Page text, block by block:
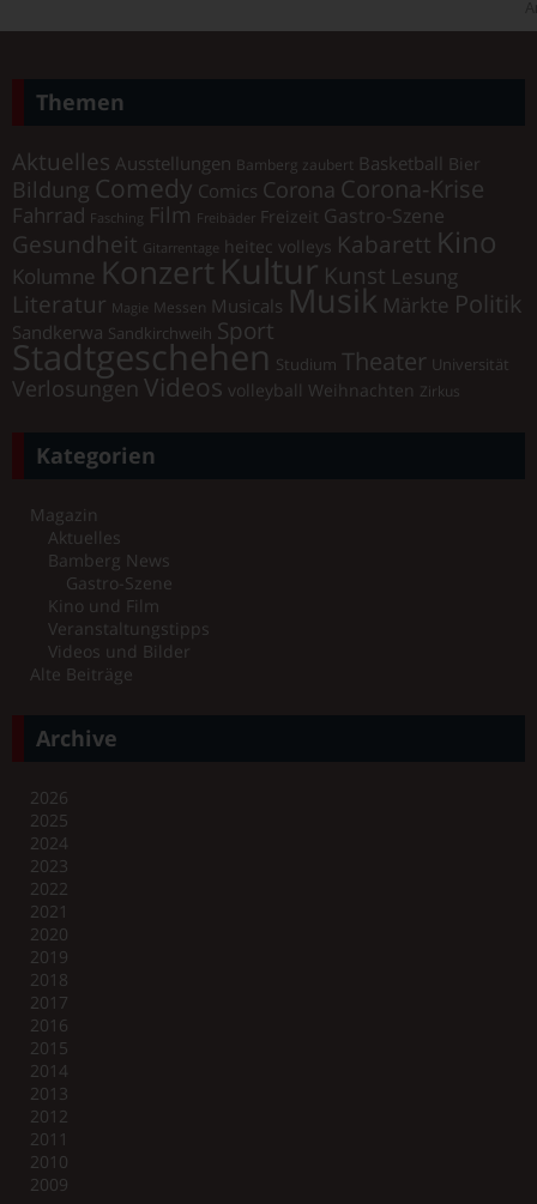
Themen
Aktuelles Ausstellungen Bamberg zaubert Basketball Bier
Bildung Comedy Comics Corona Corona-Krise
Fahrrad Fasching Film Freibäder Freizeit Gastro-Szene
Gesundheit Gitarrentage heitec volleys Kabarett Kino
Kolumne Konzert Kultur Kunst Lesung
Literatur Magie Messen Musicals Musik Märkte Politik
Sandkerwa Sandkirchweih Sport
Stadtgeschehen Studium Theater Universität
Verlosungen Videos volleyball Weihnachten Zirkus
Kategorien
Magazin
Aktuelles
Bamberg News
Gastro-Szene
Kino und Film
Veranstaltungstipps
Videos und Bilder
Alte Beiträge
Archive
2026
2025
2024
2023
2022
2021
2020
2019
2018
2017
2016
2015
2014
2013
2012
2011
2010
2009